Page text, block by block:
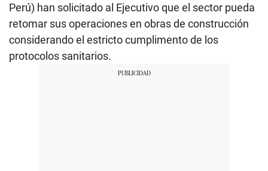
Perú) han solicitado al Ejecutivo que el sector pueda
retomar sus operaciones en obras de construcción
considerando el estricto cumplimento de los
protocolos sanitarios.